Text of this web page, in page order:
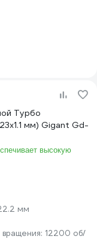
Турбо
мм) Gigant Gd-
высокую
мм
12200 об/